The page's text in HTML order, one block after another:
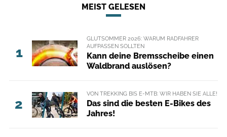
MEIST GELESEN
1
GLUTSOMMER 2026: WARUM RADFAHRER
AUFPASSEN SOLLTEN
Kann deine Bremsscheibe einen
Waldbrand auslösen?
2
VON TREKKING BIS E-MTB: WIR HABEN SIE ALLE!
Das sind die besten E-Bikes des
Jahres!